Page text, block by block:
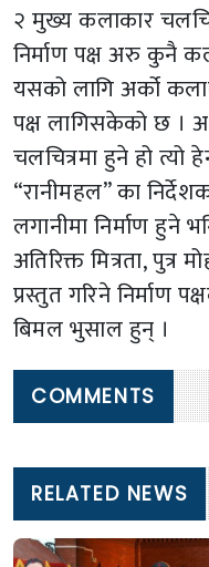
२ मुख्य कलाकार
निर्माण पक्ष अरु कुनै
यसको लागि अर्को
पक्ष लागिसकेको छ ।
चलचित्रमा हुने हो त्यो
“रानीमहल” का
लगानीमा निर्माण हुने
अतिरिक्त मित्रता,
प्रस्तुत गरिने निर्माण
बिमल भुसाल हुन् ।
COMMENTS
RELATED NEWS